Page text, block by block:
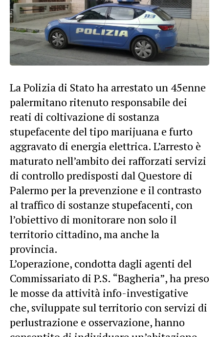
La Polizia di Stato ha arrestato un 45enne
palermitano ritenuto responsabile dei
reati di coltivazione di sostanza
stupefacente del tipo marijuana e furto
aggravato di energia elettrica. L’arresto è
maturato nell’ambito dei rafforzati servizi
di controllo predisposti dal Questore di
Palermo per la prevenzione e il contrasto
al traffico di sostanze stupefacenti, con
l’obiettivo di monitorare non solo il
territorio cittadino, ma anche la
provincia.
L’operazione, condotta dagli agenti del
Commissariato di P.S. “Bagheria”, ha preso
le mosse da attività info-investigative
che, sviluppate sul territorio con servizi di
perlustrazione e osservazione, hanno